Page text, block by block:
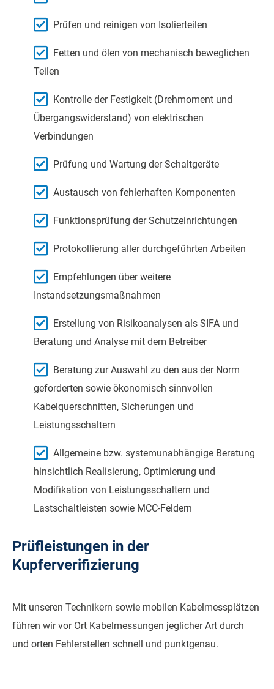
Prüfen und reinigen von Isolierteilen
Fetten und ölen von mechanisch beweglichen
Teilen
Kontrolle der Festigkeit (Drehmoment und
Übergangswiderstand) von elektrischen
Verbindungen
Prüfung und Wartung der Schaltgeräte
Austausch von fehlerhaften Komponenten
Funktionsprüfung der Schutzeinrichtungen
Protokollierung aller durchgeführten Arbeiten
Empfehlungen über weitere
Instandsetzungsmaßnahmen
Erstellung von Risikoanalysen als SIFA und
Beratung und Analyse mit dem Betreiber
Beratung zur Auswahl zu den aus der Norm
geforderten sowie ökonomisch sinnvollen
Kabelquerschnitten, Sicherungen und
Leistungsschaltern
Allgemeine bzw. systemunabhängige Beratung
hinsichtlich Realisierung, Optimierung und
Modifikation von Leistungsschaltern und
Lastschaltleisten sowie MCC-Feldern
Prüfleistungen in der
Kupferverifizierung
Mit unseren Technikern sowie mobilen Kabelmessplätzen
führen wir vor Ort Kabelmessungen jeglicher Art durch
und orten Fehlerstellen schnell und punktgenau.